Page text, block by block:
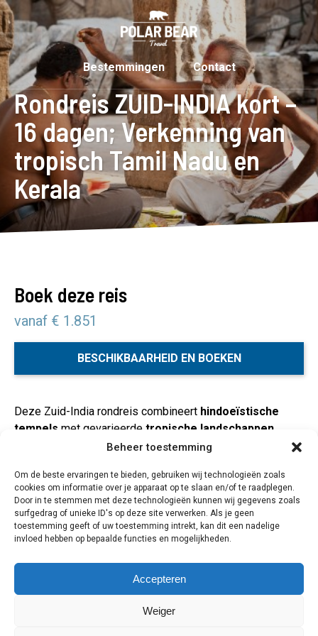
Beheer toestemming
Om de beste ervaringen te bieden, gebruiken wij technologieën zoals
cookies om informatie over je apparaat op te slaan en/of te raadplegen.
Door in te stemmen met deze technologieën kunnen wij gegevens zoals
surfgedrag of unieke ID's op deze site verwerken. Als je geen
toestemming geeft of uw toestemming intrekt, kan dit een nadelige
invloed hebben op bepaalde functies en mogelijkheden.
Accepteren
Weiger
Bestemmingen Contact
Rondreis ZUID-INDIA kort –
16 dagen; Verkenning van
tropisch Tamil Nadu en
Kerala
Boek deze reis
vanaf € 1.851
BESCHIKBAARHEID EN BOEKEN
Deze Zuid-India rondreis combineert hindoeïstische
tempels met gevarieerde tropische landschappen
Afwisselend duik je in dehectiek van de steden
boat’ in de Backwaters, je bezoekt de heilige stad
Rameshwaram , je verkentMadurai met zijn levendige
bazaars, je wandelt door de heuvels bij Suryanelli, je
ontmoet de verrassend vriendelijke bevolking en geniet
van een smakelijke keuken met gerechten als
masala dosa. En dan is er nog zoveel meer…
16 dagen / 15 nachten